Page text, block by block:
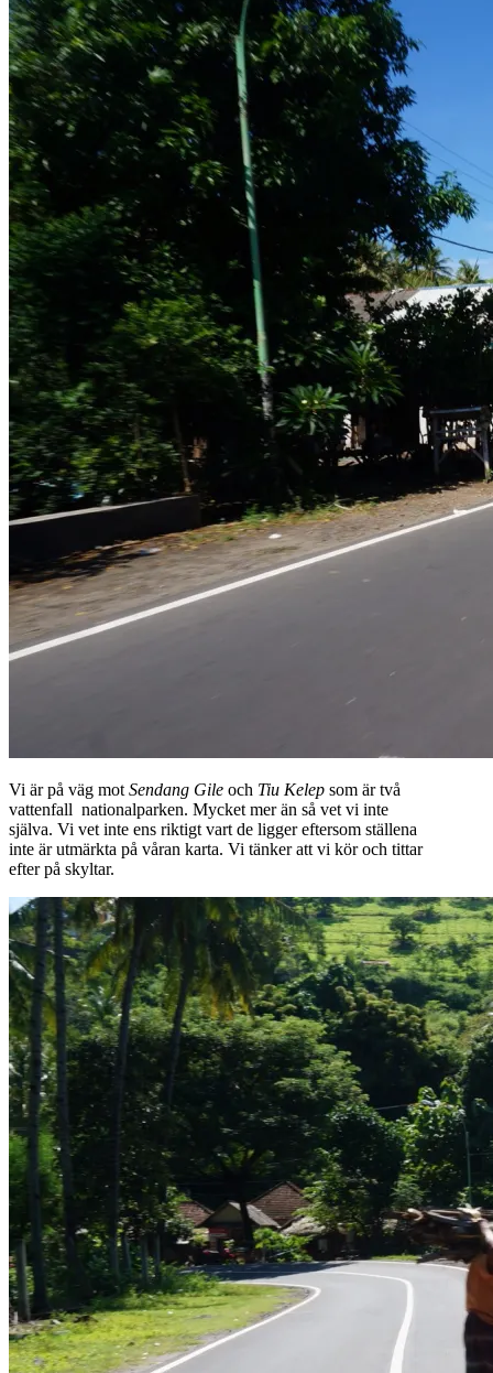
Vi är på väg mot Sendang Gile och Tiu Kelep som är två
vattenfall nationalparken. Mycket mer än så vet vi inte
själva. Vi vet inte ens riktigt vart de ligger eftersom ställena
inte är utmärkta på våran karta. Vi tänker att vi kör och tittar
efter på skyltar.